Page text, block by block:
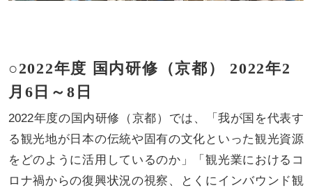
○2022年度 国内研修（京都） 2022年2
月6日～8日
2022年度の国内研修（京都）では、「我が国を代表す
る観光地が日本の伝統や固有の文化といった観光資源
をどのように活用しているのか」「観光業におけるコ
ロナ禍からの復興状況の視察、とくにインバウンド観